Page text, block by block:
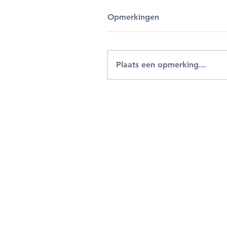
Opmerkingen
Plaats een opmerking...